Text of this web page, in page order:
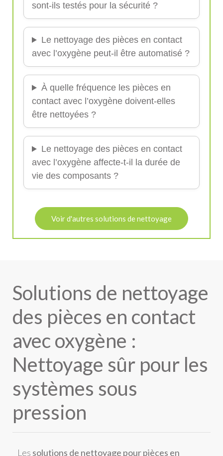
sont-ils testés pour la sécurité ?
Le nettoyage des pièces en contact
avec l’oxygène peut-il être automatisé ?
À quelle fréquence les pièces en
contact avec l’oxygène doivent-elles
être nettoyées ?
Le nettoyage des pièces en contact
avec l’oxygène affecte-t-il la durée de
vie des composants ?
Voir d'autres solutions de nettoyage
Solutions de nettoyage
des pièces en contact
avec oxygène :
Nettoyage sûr pour les
systèmes sous
pression
Les solutions de nettoyage pour pièces en